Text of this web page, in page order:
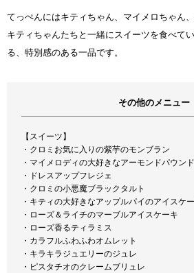
てっぺんにはキティちゃん、マイメロちゃん
キティちゃんたちと一緒にスイーツを食べて
る、特別感のある一品です。
その他のメニュー
【スイーツ】
・クロミお気に入りの紫芋のモンブラン
・マイメロディの大好きなアーモンドパウン
・ドレスアップフレジェ
・クロミの小悪魔ブラックタルト
・キティの大好きなアップルパイのアイスケ
・ローズ＆ライチのマーブルアイスケーキ
・ローズ香るティラミス
・カラフルふわふわオムレット
・キラキラジュエリーのジュレ
・ピスタチオのクレームブリュレ